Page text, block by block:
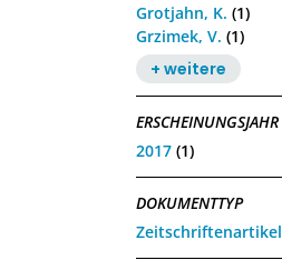
Grotjahn, K. (1)
Grzimek, V. (1)
+ weitere
ERSCHEINUNGSJAHR
2017 (1)
DOKUMENTTYP
Zeitschriftenartikel